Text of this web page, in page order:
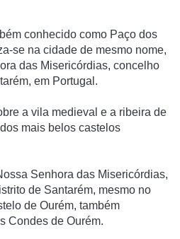
conhecido como Paço dos
se na cidade de mesmo nome,
das Misericórdias, concelho
em Portugal.
a vila medieval e a ribeira de
mais belos castelos
Senhora das Misericórdias,
de Santarém, mesmo no
de Ourém, também
Condes de Ourém.